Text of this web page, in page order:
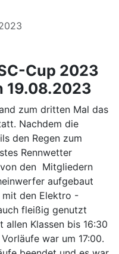
Cup 2023
19.08.2023
zum dritten Mal das
Nachdem die
den Regen zum
Rennwetter
den Mitgliedern
aufgebaut
mit den Elektro -
fleißig genutzt
Klassen bis 16:30
war um 17:00.